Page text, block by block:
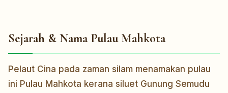
Sejarah & Nama Pulau Mahkota
Pelaut Cina pada zaman silam menamakan pulau
ini Pulau Mahkota kerana siluet Gunung Semudu